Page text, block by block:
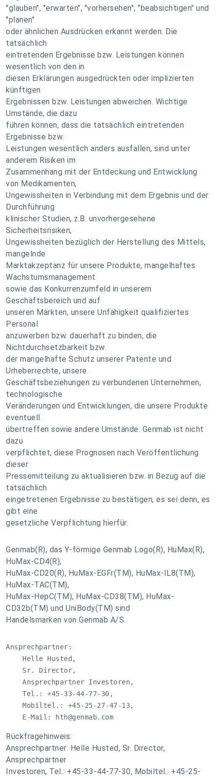
"glauben", "erwarten", "vorhersehen", "beabsichtigen" und
"planen"
oder ähnlichen Ausdrücken erkannt werden. Die
tatsächlich
eintretenden Ergebnisse bzw. Leistungen können
wesentlich von den in
diesen Erklärungen ausgedrückten oder implizierten
künftigen
Ergebnissen bzw. Leistungen abweichen. Wichtige
Umstände, die dazu
führen können, dass die tatsächlich eintretenden
Ergebnisse bzw.
Leistungen wesentlich anders ausfallen, sind unter
anderem Risiken im
Zusammenhang mit der Entdeckung und Entwicklung
von Medikamenten,
Ungewissheiten in Verbindung mit dem Ergebnis und der
Durchführung
klinischer Studien, z.B. unvorhergesehene
Sicherheitsrisiken,
Ungewissheiten bezüglich der Herstellung des Mittels,
mangelnde
Marktakzeptanz für unsere Produkte, mangelhaftes
Wachstumsmanagement
sowie das Konkurrenzumfeld in unserem
Geschäftsbereich und auf
unseren Märkten, unsere Unfähigkeit qualifiziertes
Personal
anzuwerben bzw. dauerhaft zu binden, die
Nichtdurchsetzbarkeit bzw.
der mangelhafte Schutz unserer Patente und
Urheberrechte, unsere
Geschäftsbeziehungen zu verbundenen Unternehmen,
technologische
Veränderungen und Entwicklungen, die unsere Produkte
eventuell
übertreffen sowie andere Umstände. Genmab ist nicht
dazu
verpflichtet, diese Prognosen nach Veröffentlichung
dieser
Pressemitteilung zu aktualisieren bzw. in Bezug auf die
tatsächlich
eingetretenen Ergebnisse zu bestätigen, es sei denn, es
gibt eine
gesetzliche Verpflichtung hierfür.
Genmab(R), das Y-förmige Genmab Logo(R), HuMax(R),
HuMax-CD4(R),
HuMax-CD20(R), HuMax-EGFr(TM), HuMax-IL8(TM),
HuMax-TAC(TM),
HuMax-HepC(TM), HuMax-CD38(TM), HuMax-
CD32b(TM) und UniBody(TM) sind
Handelsmarken von Genmab A/S.
Ansprechpartner:
    Helle Husted,
    Sr. Director,
    Ansprechpartner Investoren,
    Tel.: +45-33-44-77-30,
    Mobiltel.: +45-25-27-47-13,
    E-Mail:
hth@genmab.com
Rückfragehinweis:
Ansprechpartner: Helle Husted, Sr. Director,
Ansprechpartner
Investoren, Tel.: +45-33-44-77-30, Mobiltel.: +45-25-